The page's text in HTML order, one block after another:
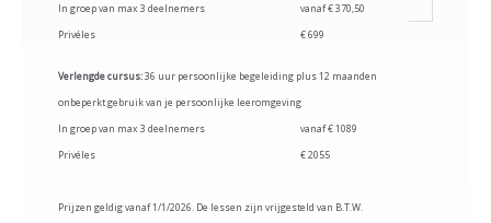
In groep van max 3 deelnemers
vanaf € 370,50
Privéles
€ 699
Verlengde cursus:36 uur persoonlijke begeleiding plus 12 maanden
onbeperkt gebruik van je persoonlijke leeromgeving
In groep van max 3 deelnemers
vanaf € 1089
Privéles
€ 2055
Prijzen geldig vanaf 1/1/2026. De lessen zijn vrijgesteld van B.T.W.